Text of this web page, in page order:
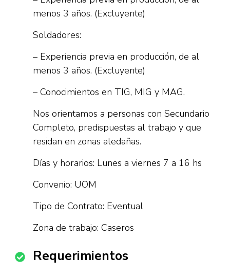
menos 3 años. (Excluyente)
Soldadores:
– Experiencia previa en producción, de al
menos 3 años. (Excluyente)
– Conocimientos en TIG, MIG y MAG.
Nos orientamos a personas con Secundario
Completo, predispuestas al trabajo y que
residan en zonas aledañas.
Días y horarios: Lunes a viernes 7 a 16 hs
Convenio: UOM
Tipo de Contrato: Eventual
Zona de trabajo: Caseros
Requerimientos